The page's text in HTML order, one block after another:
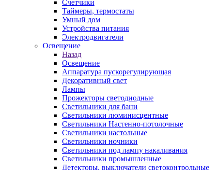
Счетчики
Таймеры, термостаты
Умный дом
Устройства питания
Электродвигатели
Освещение
Назад
Освещение
Аппаратура пускорегулирующая
Декоративный свет
Лампы
Прожекторы светодиодные
Светильники для бани
Светильники люминисцентные
Светильники Настенно-потолочные
Светильники настольные
Светильники ночники
Светильники под лампу накаливания
Светильники промышленные
Детекторы, выключатели светоконтрольные